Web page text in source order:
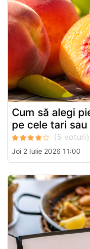
Cum să alegi
pe cele tari
Joi 2 Iulie 2026 11:00